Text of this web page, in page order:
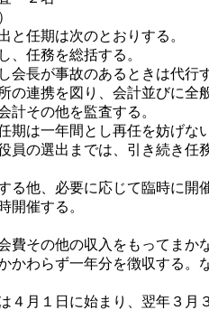
任期は次のとおりする。
、任務を総括する。
会長が事故のあるときは代行
の連携を図り、会計並びに全
計その他を監査する。
期は一年間とし再任を妨げな
員の選出までは、引き続き任
他、必要に応じて臨時に開
開催する。
その他の収入をもってまか
かわらず一年分を徴収する
月１日に始まり、翌年３月